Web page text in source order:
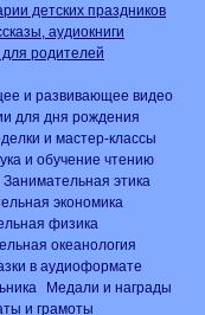
детских праздников
аудиокниги
родителей
и развивающее видео
для дня рождения
и мастер-классы
и обучение чтению
Занимательная этика
экономика
физика
океанология
в аудиоформате
Медали и награды
и грамоты